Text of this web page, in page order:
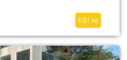
Đặt xe